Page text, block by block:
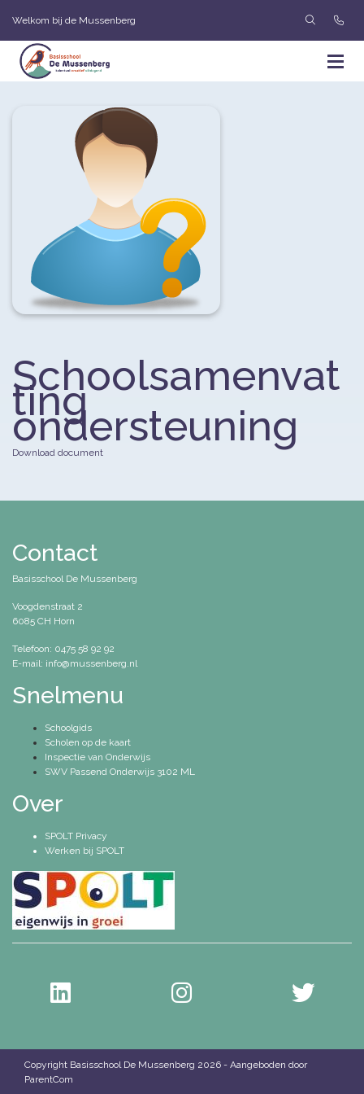
Welkom bij de Mussenberg
Schoolsamenvat
ting
ondersteuning
Download document
Contact
Basisschool De Mussenberg
Voogdenstraat 2
6085 CH Horn
Telefoon: 0475 58 92 92
E-mail: info@mussenberg.nl
Snelmenu
Schoolgids
Scholen op de kaart
Inspectie van Onderwijs
SWV Passend Onderwijs 3102 ML
Over
SPOLT Privacy
Werken bij SPOLT
Copyright Basisschool De Mussenberg 2026 - Aangeboden door
ParentCom